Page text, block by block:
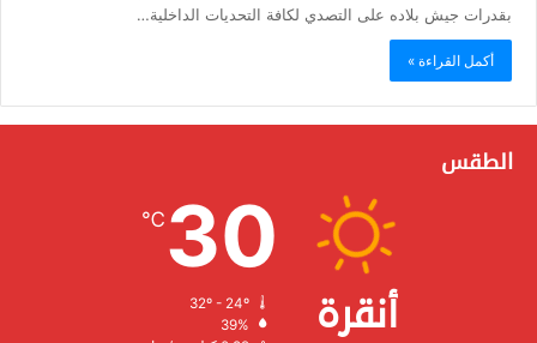
بقدرات جيش بلاده على التصدي لكافة التحديات الداخلية…
أكمل القراءة »
الطقس
أنقرة
30
℃
الرطوبة: